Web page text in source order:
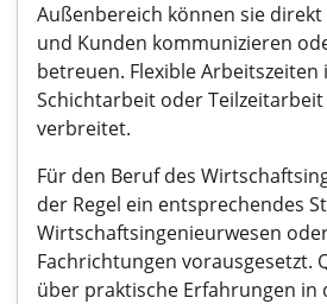
Außenbereich können sie
und Kunden kommunizieren
betreuen. Flexible Arbeitszeiten
Schichtarbeit oder
verbreitet.
Für den Beruf des
der Regel ein entsprechendes
Wirtschaftsingenieurwesen
Fachrichtungen vorausgesetzt.
über praktische Erfahrungen